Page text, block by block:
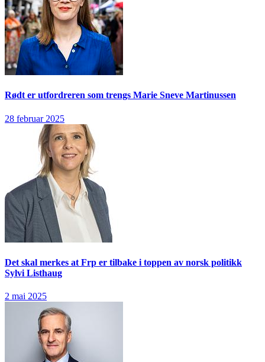
Rødt er utfordreren som trengs Marie Sneve Martinussen
28 februar 2025
Det skal merkes at Frp er tilbake i toppen av norsk politikk
Sylvi Listhaug
2 mai 2025